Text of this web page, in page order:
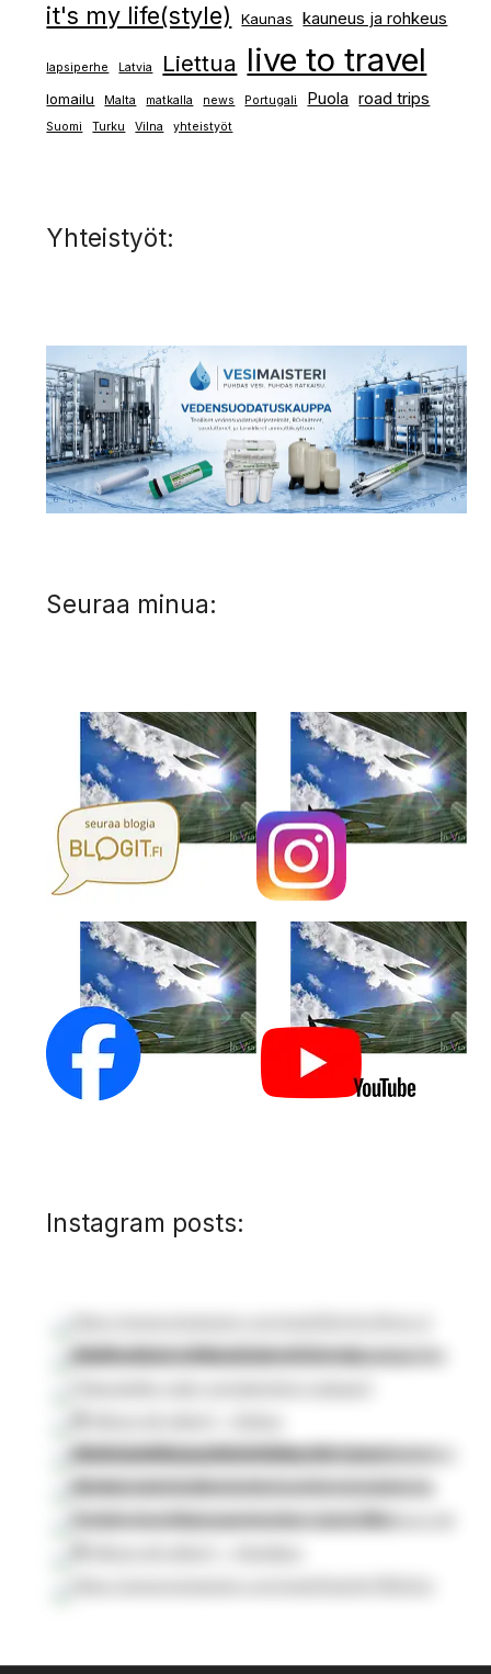
it's my life(style) Kaunas kauneus ja rohkeus
lapsiperhe Latvia Liettua live to travel
lomailu Malta matkalla news Portugali Puola road trips
Suomi Turku Vilna yhteistyöt
Yhteistyöt:
Seuraa minua:
Instagram posts: